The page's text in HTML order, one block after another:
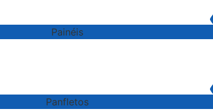
Painéis
Panfletos